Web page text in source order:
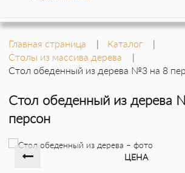
Главная страница
Каталог
Столы из массива дерева
Стол обеденный из дерева №3 на 8
Стол обеденный из дерева
персон
ЦЕНА